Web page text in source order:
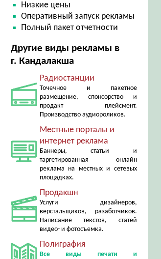
Низкие цены
Оперативный запуск рекламы
Полный пакет отчетности
Другие виды рекламы в
г. Кандалакша
Радиостанции
Точечное и пакетное
размещение, спонсорство и
продакт плейсмент.
Производство аудиороликов.
Местные порталы и
интернет реклама
Баннеры, статьи и
таргетированная онлайн
реклама на местных и сетевых
площадках.
Продакшн
Услуги дизайнеров,
верстальщиков, разаботчиков.
Написание текстов, статей
видео- и фотосъемка.
Полиграфия
Все виды печати и